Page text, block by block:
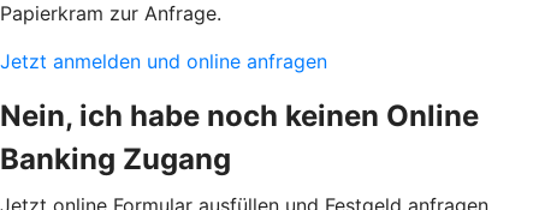
Papierkram zur Anfrage.
Jetzt anmelden und online anfragen
Nein, ich habe noch keinen Online
Banking Zugang
Jetzt online Formular ausfüllen und Festgeld anfragen.